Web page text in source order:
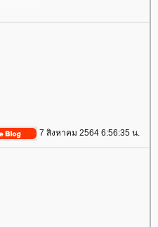
7 สิงหาคม 2564 6:56:35 น.